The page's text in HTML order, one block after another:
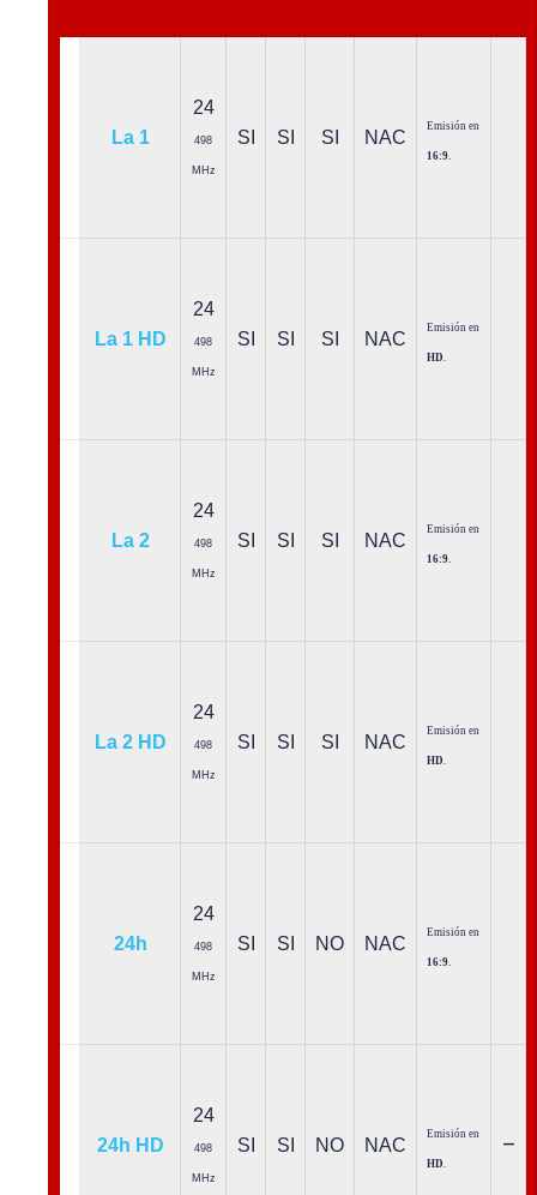
La 1
24
498
MHz
SI SI SI NAC
Emisión en
16:9
La 1 HD
24
498
MHz
SI SI SI NAC
Emisión en
HD
La 2
24
498
MHz
SI SI SI NAC
Emisión en
16:9
La 2 HD
24
498
MHz
SI SI SI NAC
Emisión en
HD
24h
24
498
MHz
SI SI NO NAC
Emisión en
16:9
24h HD
24
498
MHz
SI SI NO NAC
Emisión en
HD
–